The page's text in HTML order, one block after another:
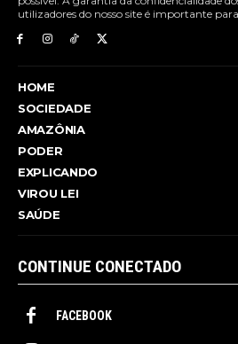
utilizadores do nosso site é importante
HOME
SOCIEDADE
AMAZÔNIA
PODER
EXPLICANDO
VIROU LEI
SAÚDE
CONTINUE CONECTADO
FACEBOOK